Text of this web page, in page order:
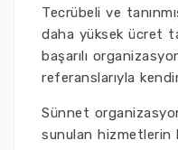
Tecrübeli ve
daha yüksek ücret
başarılı
referanslarıyla
Sünnet
sunulan hizmetlerin